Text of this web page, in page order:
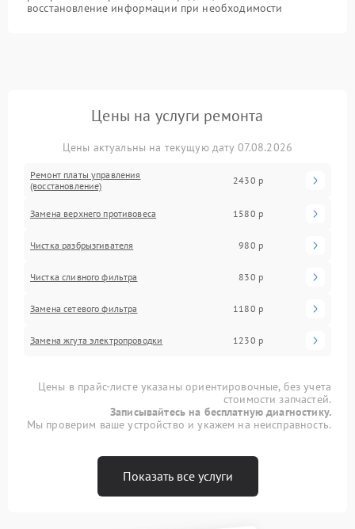
восстановление информации при необходимости
Цены на услуги ремонта
Цены актуальны на текущую дату 07.08.2026
Ремонт платы управления
(восстановление)
2430 р
Замена верхнего противовеса 1580 р
Чистка разбрызгивателя 980 р
Чистка сливного фильтра 830 р
Замена сетевого фильтра 1180 р
Замена жгута электропроводки 1230 р
Цены в прайс-листе указаны ориентировочные, без учета
стоимости запчастей.
Записывайтесь на бесплатную диагностику.
Мы проверим ваше устройство и укажем на неисправность.
Показать все услуги